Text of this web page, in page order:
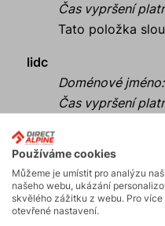
Čas vypršení
Tato položka
lidc
Doménové jméno:
Čas vypršení
sdílení a
optiMonkClient
Doménové jméno
Používáme cookies
Můžeme je umístit pro analýzu
našeho webu, ukázání
skvělého zážitku z webu. Pro
otevřené nastavení.